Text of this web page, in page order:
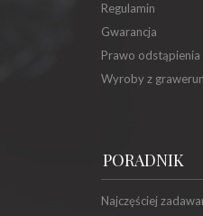
Regulamin
Gwarancja
Prawo
Wyroby z
PORADNIK
Najczęściej